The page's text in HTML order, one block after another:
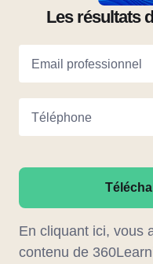
Les résultats
Email professionnel
Téléphone
En cliquant ici, vous
contenu de